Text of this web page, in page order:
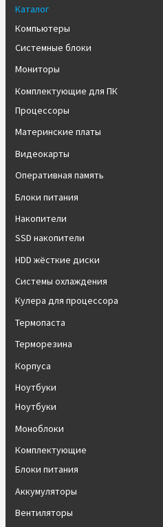
Каталог
Компьютеры
Системные блоки
Мониторы
Комплектующие для ПК
Процессоры
Материнские платы
Видеокарты
Оперативная память
Блоки питания
Накопители
SSD накопители
HDD жёсткие диски
Системы охлаждения
Кулера для процессора
Термопаста
Терморезина
Корпуса
Ноутбуки
Ноутбуки
Моноблоки
Комплектующие
Блоки питания
Аккумуляторы
Вентиляторы